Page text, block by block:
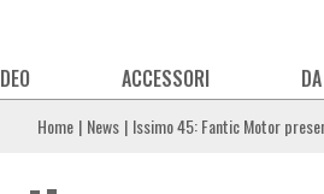
ACCESSORI
Home News Issimo 45: Fantic Motor